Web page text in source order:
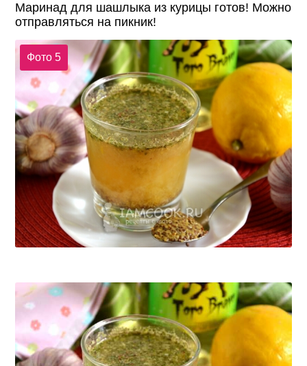
Маринад для шашлыка из курицы готов! Можно
отправляться на пикник!
Фото 5